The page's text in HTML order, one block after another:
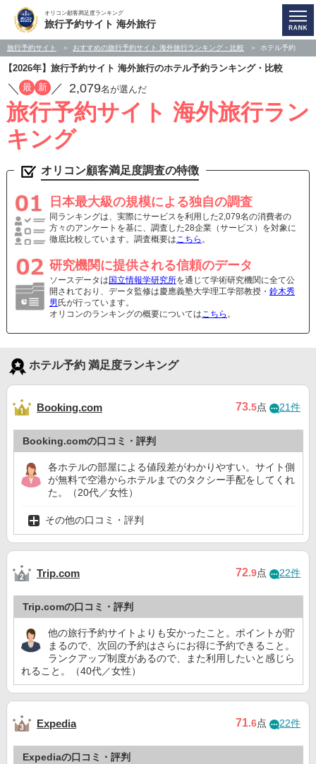
オリコン顧客満足度ランキング
旅行予約サイト 海外旅行
旅行予約サイト おすすめの旅行予約サイト 海外旅行ランキング・比較 ホテル予約
【2026年】旅行予約サイト 海外旅行のホテル予約ランキング・比較
／ 最 新 ／ 2,079名が選んだ
旅行予約サイト 海外旅行ラン
キング
オリコン顧客満足度調査の特徴
日本最大級の規模による独自の調査
同ランキングは、実際にサービスを利用した2,079名の消費者の
方々のアンケートを基に、調査した28企業（サービス）を対象に
徹底比較しています。調査概要はこちら 。
研究機関に提供される信頼のデータ
ソースデータは 国立情報学研究所を通じて学術研究機関に全て公
開されており、データ監修は慶應義塾大学理工学部教授・ 鈴木秀
男 氏が行っています。
オリコンのランキングの概要についてはこちら 。
ホテル予約 満足度ランキング
Booking.com 73.5点 21件
Booking.comの口コミ・評判
各ホテルの部屋による値段差がわかりやすい。サイト側
が無料で空港からホテルまでのタクシー手配をしてくれ
た。（20代／女性）
その他の口コミ・評判
Trip.com 72.9点 22件
Trip.comの口コミ・評判
他の旅行予約サイトよりも安かったこと。ポイントが貯
まるので、次回の予約はさらにお得に予約できること。
ランクアップ制度があるので、また利用したいと感じら
れること。（40代／女性）
Expedia 71.6点 22件
Expediaの口コミ・評判